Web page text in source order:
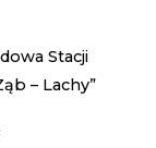
Stacji
– Lachy”